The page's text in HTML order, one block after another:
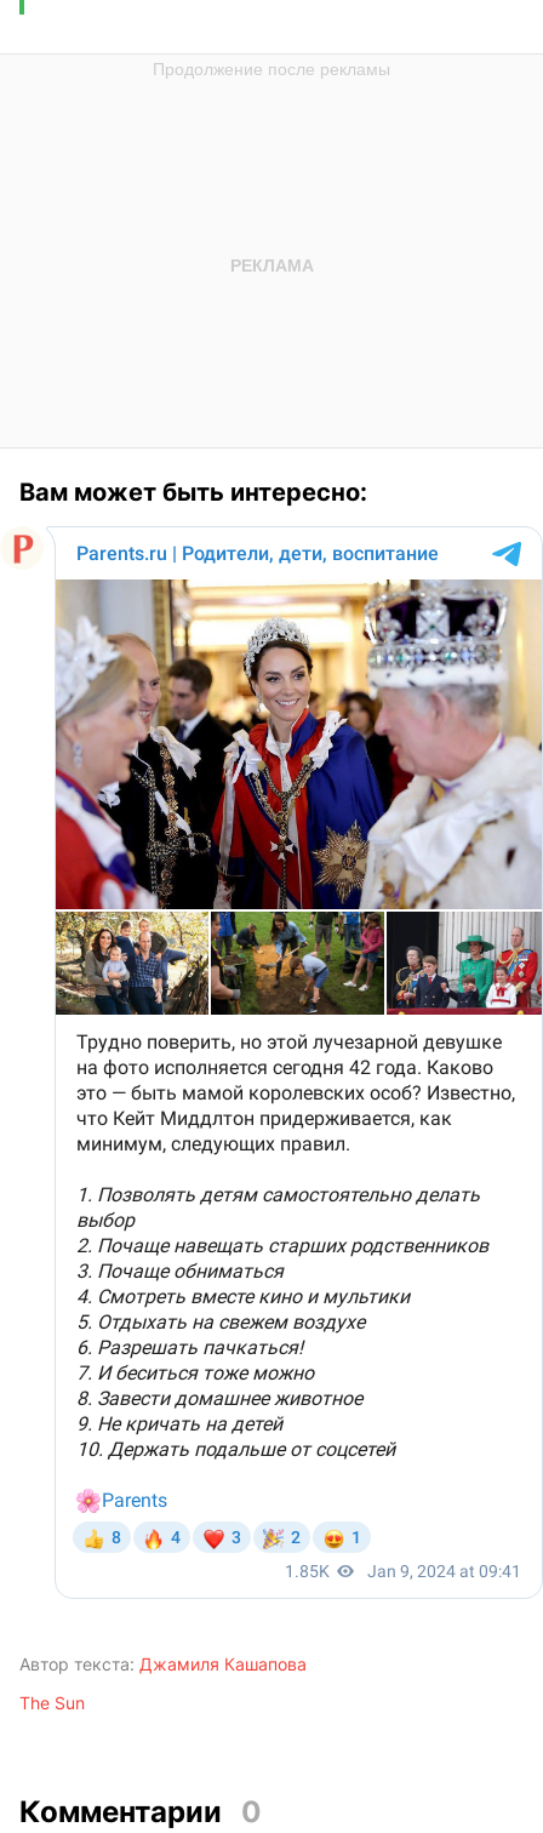
Вам может быть интересно:
Автор текста: Джамиля Кашапова
The Sun
Комментарии 0